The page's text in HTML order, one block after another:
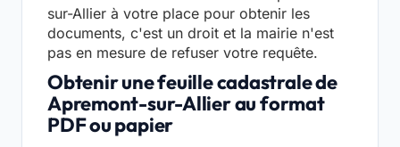
sur-Allier à votre place pour obtenir les
documents, c'est un droit et la mairie n'est
pas en mesure de refuser votre requête.
Obtenir une feuille cadastrale de
Apremont-sur-Allier au format
PDF ou papier